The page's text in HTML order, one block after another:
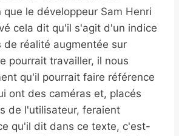
que le développeur Sam Henri
cela dit qu'il s'agit d'un indice
de réalité augmentée sur
pourrait travailler, il nous
qu'il pourrait faire référence
ont des caméras et, placés
de l'utilisateur, feraient
qu'il dit dans ce texte, c'est-